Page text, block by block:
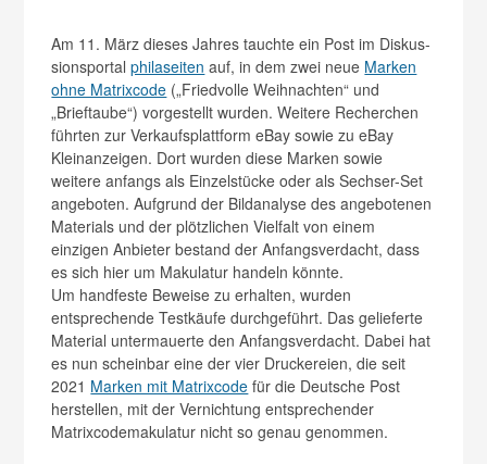
Am 11. März dieses Jahres tauchte ein Post im Diskus­
sionsportalphilaseiten auf, in dem zwei neue Marken
ohne Matrixcode („Friedvolle Weihnachten“ und
„Brieftaube“) vorgestellt wurden. Weitere Recherchen
führten zur Verkaufsplattform eBay sowie zu eBay
Kleinanzeigen. Dort wurden diese Marken sowie
weitere anfangs als Einzelstücke oder als Sechser-Set
angeboten. Aufgrund der Bildanalyse des angebotenen
Materials und der plötzlichen Vielfalt von einem
einzigen Anbieter bestand der Anfangsverdacht, dass
es sich hier um Makulatur handeln könnte.
Um handfeste Beweise zu erhalten, wurden
entsprechende Testkäufe durchgeführt. Das gelieferte
Material untermauerte den Anfangsverdacht. Dabei hat
es nun scheinbar eine der vier Druckereien, die seit
2021 Marken mit Matrixcode für die Deutsche Post
herstellen, mit der Vernichtung entsprechender
Matrixcodemakulatur nicht so genau genommen.